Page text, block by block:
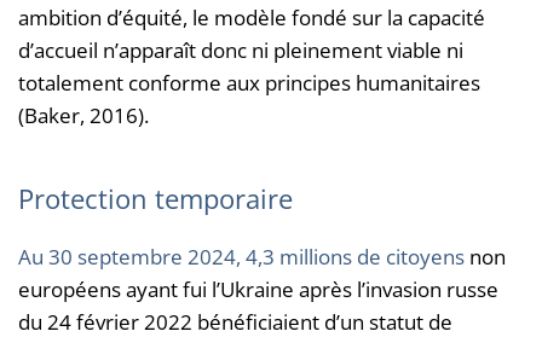
ambition d’équité, le modèle fondé sur la capacité
d’accueil n’apparaît donc ni pleinement viable ni
totalement conforme aux principes humanitaires
(Baker, 2016).
Protection temporaire
Au 30 septembre 2024, 4,3 millions de citoyens non
européens ayant fui l’Ukraine après l’invasion russe
du 24 février 2022 bénéficiaient d’un statut de